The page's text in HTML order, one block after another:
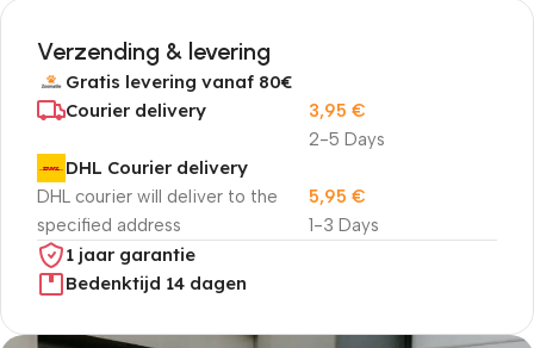
Verzending & levering
Gratis levering vanaf 80€
Courier delivery
2-5 Days
3,95 €
DHL Courier delivery
DHL courier will deliver to the
specified address
1-3 Days
5,95 €
1 jaar garantie
Bedenktijd 14 dagen